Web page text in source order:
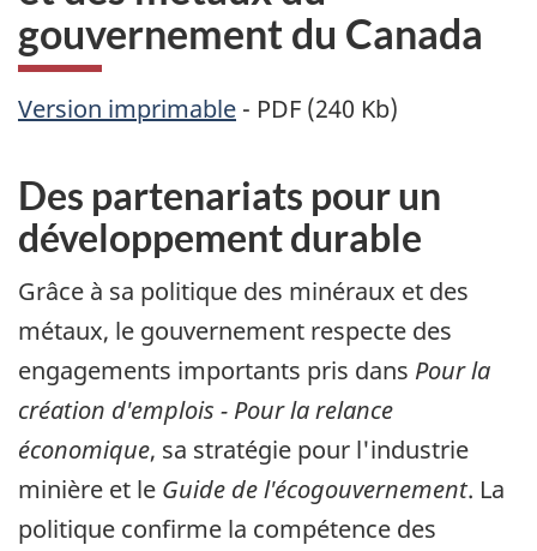
gouvernement du Canada
Version imprimable - PDF (240 Kb)
Des partenariats pour un
développement durable
Grâce à sa politique des minéraux et des
métaux, le gouvernement respecte des
engagements importants pris dans Pour la
création d'emplois - Pour la relance
économique, sa stratégie pour l'industrie
minière et le Guide de l'écogouvernement. La
politique confirme la compétence des